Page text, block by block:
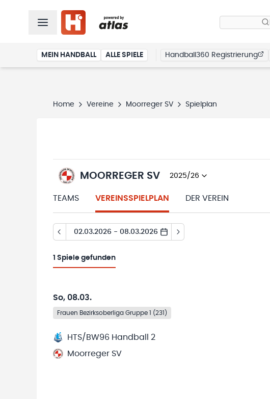
MEIN HANDBALL ALLE SPIELE Handball360 Registrierung
Home Vereine Moorreger SV Spielplan
MOORREGER SV 2025/26
TEAMS VEREINSSPIELPLAN DER VEREIN
02.03.2026 - 08.03.2026
1 Spiele gefunden
So, 08.03.
Frauen Bezirksoberliga Gruppe 1 (231)
HTS/BW96 Handball 2
Moorreger SV